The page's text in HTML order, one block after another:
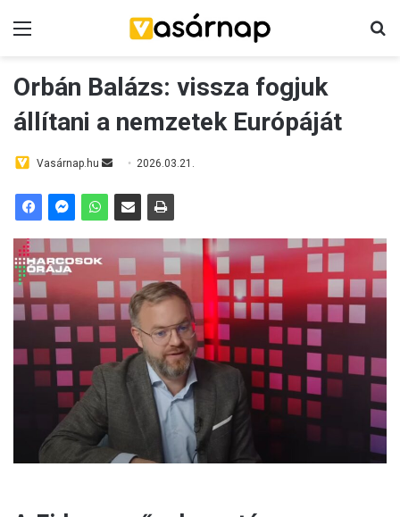
Orbán Balázs: vissza fogjuk
állítani a nemzetek Európáját
Vasárnap.hu
m
2026.03.21.